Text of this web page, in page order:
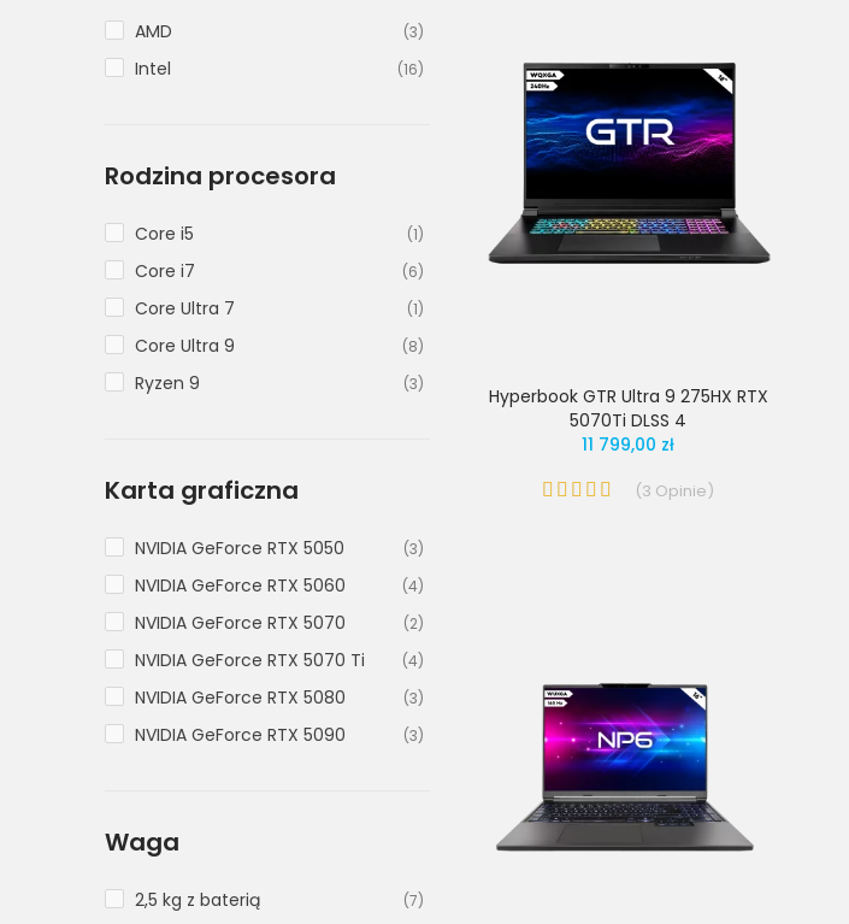
Hyperbook GTR Ultra 9 275HX RTX
5070Ti DLSS 4
11 799,00 zł
(3 Opinie)
AMD (3)
Intel (16)
Rodzina procesora
Core i5 (1)
Core i7 (6)
Core Ultra 7 (1)
Core Ultra 9 (8)
Ryzen 9 (3)
Karta graficzna
NVIDIA GeForce RTX 5050 (3)
NVIDIA GeForce RTX 5060 (4)
NVIDIA GeForce RTX 5070 (2)
NVIDIA GeForce RTX 5070 Ti (4)
NVIDIA GeForce RTX 5080 (3)
NVIDIA GeForce RTX 5090 (3)
Waga
2,5 kg z baterią (7)